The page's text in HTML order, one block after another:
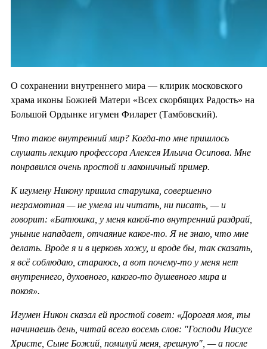
О сохранении внутреннего мира — клирик московского
храма иконы Божией Матери «Всех скорбящих Радость» на
Большой Ордынке игумен Филарет (Тамбовский).
Что такое внутренний мир? Когда-то мне пришлось
слушать лекцию профессора Алексея Ильича Осипова. Мне
понравился очень простой и лаконичный пример.
К игумену Никону пришла старушка, совершенно
неграмотная — не умела ни читать, ни писать, — и
говорит: «Батюшка, у меня какой-то внутренний раздрай,
уныние нападает, отчаяние какое-то. Я не знаю, что мне
делать. Вроде я и в церковь хожу, и вроде бы, так сказать,
я всё соблюдаю, стараюсь, а вот почему-то у меня нет
внутреннего, духовного, какого-то душевного мира и
покоя».
Игумен Никон сказал ей простой совет: «Дорогая моя, ты
начинаешь день, читай всего восемь слов: "Господи Иисусе
Христе, Сыне Божий, помилуй меня, грешную", — а после